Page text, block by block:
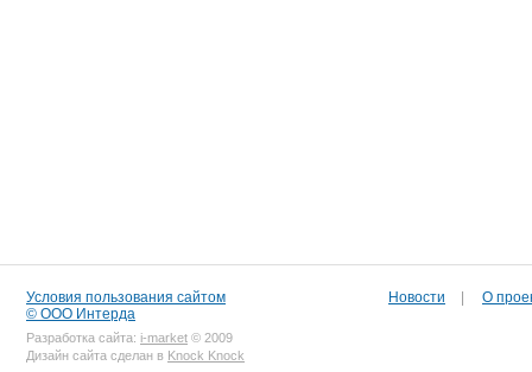
Условия пользования сайтом
© ООО Интерда
Разработка сайта: i-market © 2009
Дизайн сайта сделан в Knock Knock
Новости О